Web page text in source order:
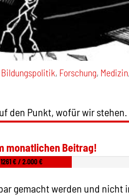
Bildungspolitik, Forschung, Medizin,
den Punkt, wofür wir stehen.
monatlichen Beitrag!
1261 € / 2.000 €
gemacht werden und nicht